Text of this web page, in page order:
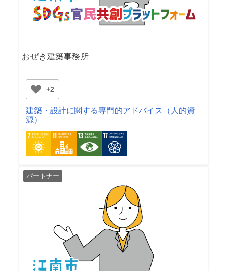
おぜき建築事務所
+2
建築・設計に関する専門的アドバイス（人的資
源）
パートナー